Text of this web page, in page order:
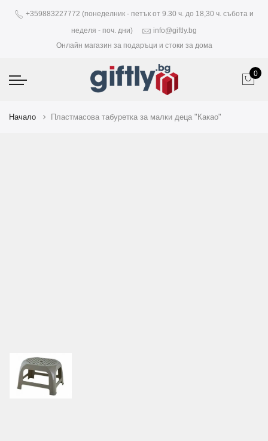
+359883227772 (понеделник - петък от 9.30 ч. до 18,30 ч. събота и
неделя - поч. дни)
info@giftly.bg
Онлайн магазин за подаръци и стоки за дома
0
Начало Пластмасова табуретка за малки деца "Какао"